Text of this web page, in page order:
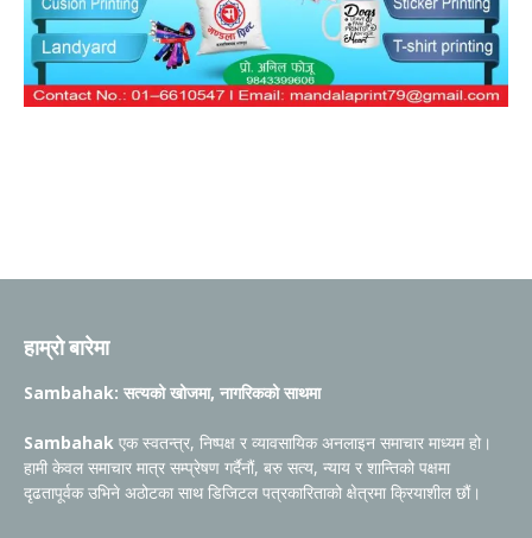
हाम्रो बारेमा
Sambahak: सत्यको खोजमा, नागरिकको साथमा
Sambahak एक स्वतन्त्र, निष्पक्ष र व्यावसायिक अनलाइन समाचार माध्यम हो।
हामी केवल समाचार मात्र सम्प्रेषण गर्दैनौं, बरु सत्य, न्याय र शान्तिको पक्षमा
दृढतापूर्वक उभिने अठोटका साथ डिजिटल पत्रकारिताको क्षेत्रमा क्रियाशील छौं।